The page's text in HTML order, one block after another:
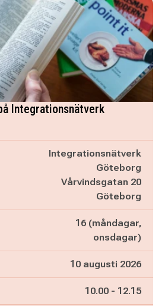
Integrationsnätverk
Integrationsnätverk
Göteborg
Vårvindsgatan 20
Göteborg
16 (måndagar,
onsdagar)
10 augusti 2026
Pågår mellan
10.00 - och
12.15